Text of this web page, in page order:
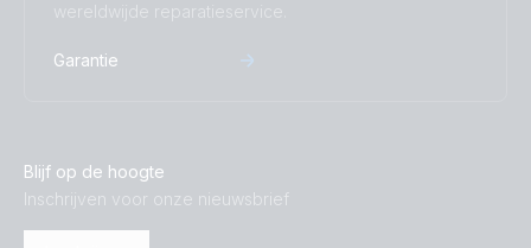
wereldwijde reparatieservice.
Garantie
Blijf op de hoogte
Inschrijven voor onze nieuwsbrief